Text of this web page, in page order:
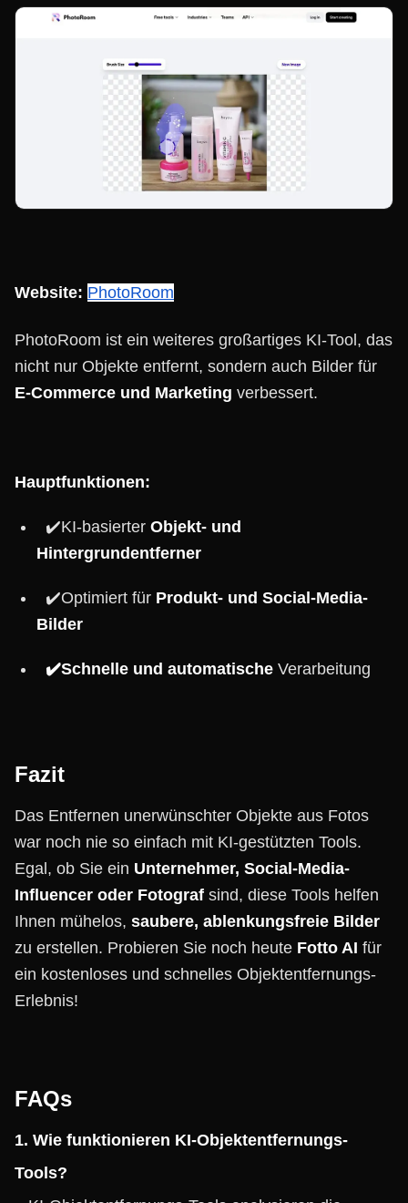
Website: PhotoRoom
PhotoRoom ist ein weiteres großartiges KI-Tool, das
nicht nur Objekte entfernt, sondern auch Bilder für
E-Commerce und Marketing verbessert.
Hauptfunktionen:
✔️KI-basierter Objekt- und
Hintergrundentferner
✔️Optimiert für Produkt- und Social-Media-
Bilder
✔️Schnelle und automatische Verarbeitung
Fazit
Das Entfernen unerwünschter Objekte aus Fotos
war noch nie so einfach mit KI-gestützten Tools.
Egal, ob Sie ein Unternehmer, Social-Media-
Influencer oder Fotograf sind, diese Tools helfen
Ihnen mühelos, saubere, ablenkungsfreie Bilder
zu erstellen. Probieren Sie noch heute Fotto AI für
ein kostenloses und schnelles Objektentfernungs-
Erlebnis!
FAQs
1. Wie funktionieren KI-Objektentfernungs-
Tools?